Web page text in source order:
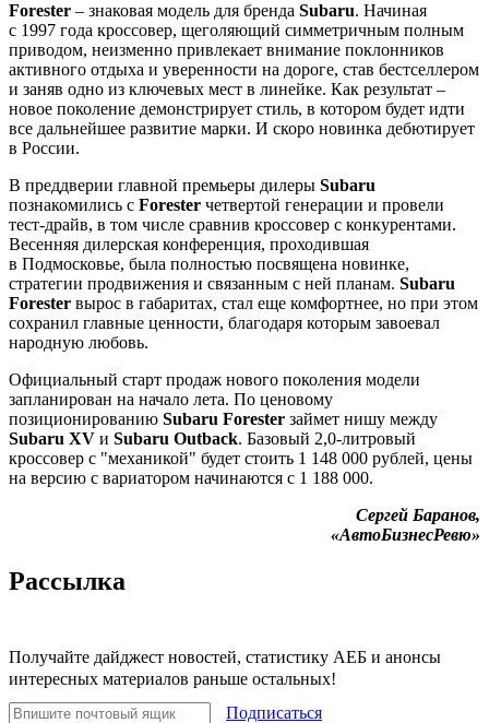
Forester – знаковая модель для бренда Subaru. Начиная
с 1997 года кроссовер, щеголяющий симметричным полным
приводом, неизменно привлекает внимание поклонников
активного отдыха и уверенности на дороге, став бестселлером
и заняв одно из ключевых мест в линейке. Как результат –
новое поколение демонстрирует стиль, в котором будет идти
все дальнейшее развитие марки. И скоро новинка дебютирует
в России.
В преддверии главной премьеры дилеры Subaru
познакомились с Forester четвертой генерации и провели
тест-драйв, в том числе сравнив кроссовер с конкурентами.
Весенняя дилерская конференция, проходившая
в Подмосковье, была полностью посвящена новинке,
стратегии продвижения и связанным с ней планам. Subaru
Forester вырос в габаритах, стал еще комфортнее, но при этом
сохранил главные ценности, благодаря которым завоевал
народную любовь.
Официальный старт продаж нового поколения модели
запланирован на начало лета. По ценовому
позиционированию Subaru Forester займет нишу между
Subaru XV и Subaru Outback. Базовый 2,0-литровый
кроссовер с "механикой" будет стоить 1 148 000 рублей, цены
на версию с вариатором начинаются с 1 188 000.
Сергей Баранов,
«АвтоБизнесРевю»
Рассылка
Получайте дайджест новостей, статистику АЕБ и анонсы
интересных материалов раньше остальных!
Подписаться